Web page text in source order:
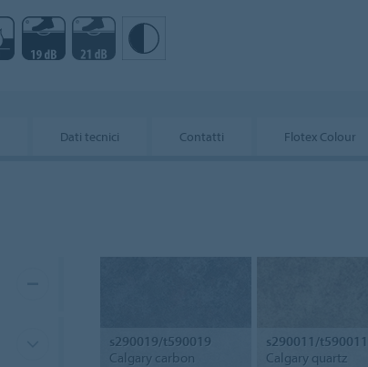
Dati tecnici Contatti Flotex Colour
s290019/t590019
Calgary carbon
s290011/t590011
Calgary quartz